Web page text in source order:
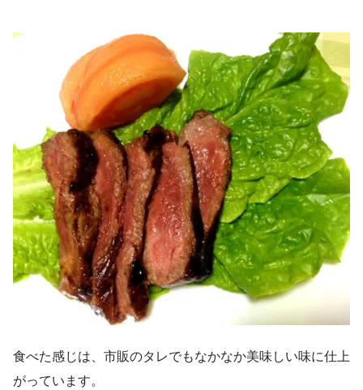
食べた感じは、市販のタレでもなかなか美味しい味に仕上
がっています。